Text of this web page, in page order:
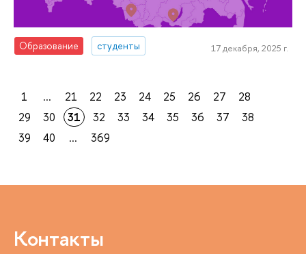
Образование студенты 17 декабря, 2025 г.
1 ... 21 22 23 24 25 26 27
28
29
30 31 32 33 34 35 36 37
38
39
40 ... 369
Контакты